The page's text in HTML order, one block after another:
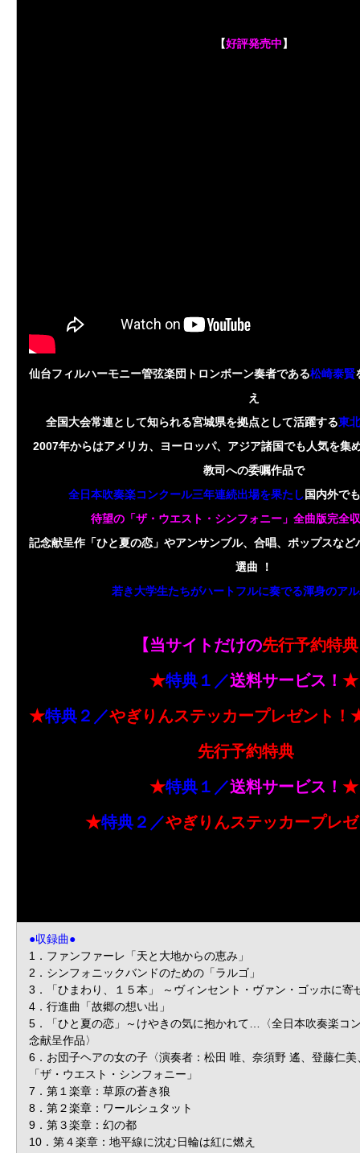
【好評発売中】
仙台フィルハーモニー管弦楽団トロンボーン奏者である松崎泰賢
え
全国大会常連として知られる宮城県を拠点として活躍する東
2007年からはアメリカ、ヨーロッパ、アジア諸国でも人気を集
教司への委嘱作品で
全日本吹奏楽コンクール三年連続出場を果たし国内外で
待望の「ザ・ウエスト・シンフォニー」全曲版完全
記念献呈作「ひと夏の恋」やアンサンブル、合唱、ポップスな
選曲 ！
若き大学生たちがハートフルに奏でる渾身のア
【当サイトだけの先行予約特典
★特典１／送料サービス！ ★
★特典２／やぎりんステッカープレゼント
先行予約特典
★特典１／送料サービス！ ★
★特典２／やぎりんステッカープレ
●収録曲●
1．ファンファーレ「天と大地からの恵み」
2．シンフォニックバンドのための「ラルゴ」
3．「ひまわり、１５本」 ～ヴィンセント・ヴァン・ゴッホに寄
4．行進曲「故郷の想い出」
5．「ひと夏の恋」～けやきの気に抱かれて…〈全日本吹奏楽コ
念献呈作品〉
6．お団子ヘアの女の子〈演奏者：松田 唯、奈須野 遙、登藤仁
「ザ・ウエスト・シンフォニー」
7．第１楽章：草原の蒼き狼
8．第２楽章：ワールシュタット
9．第３楽章：幻の都
10．第４楽章：地平線に沈む日輪は紅に燃え